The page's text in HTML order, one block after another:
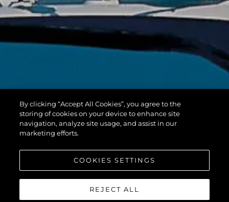
By clicking “Accept All Cookies”, you agree to the
storing of cookies on your device to enhance site
navigation, analyze site usage, and assist in our
marketing efforts.
COOKIES SETTINGS
REJECT ALL